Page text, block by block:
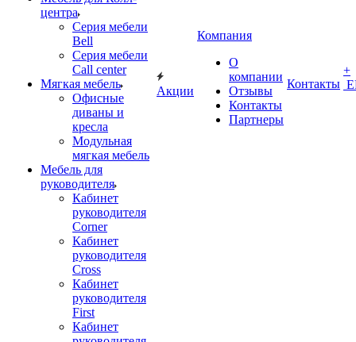
центра
Серия мебели
Bell
Серия мебели
Call center
Мягкая мебель
Офисные
диваны и
кресла
Модульная
мягкая мебель
Мебель для
руководителя
Кабинет
руководителя
Corner
Кабинет
руководителя
Cross
Кабинет
руководителя
First
Кабинет
Акции
Компания
О
компании
Отзывы
Контакты
Партнеры
Контакты
+